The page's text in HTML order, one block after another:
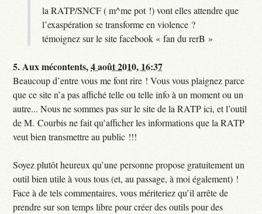
la RATP/SNCF ( m^me pot !) vont elles attendre que
l’exaspération se transforme en violence ?
témoignez sur le site facebook « fan du rerB »
5.Aux mécontents,4 août 2010, 16:37
Beaucoup d’entre vous me font rire ! Vous vous plaignez parce
que ce site n’a pas affiché telle ou telle info à un moment ou un
autre... Nous ne sommes pas sur le site de la RATP ici, et l’outil
de M. Courbis ne fait qu’afficher les informations que la RATP
veut bien transmettre au public !!!
Soyez plutôt heureux qu’une personne propose gratuitement un
outil bien utile à vous tous (et, au passage, à moi également) !
Face à de tels commentaires, vous mériteriez qu’il arrête de
prendre sur son temps libre pour créer des outils pour des